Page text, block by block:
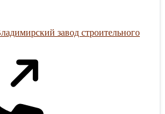
завод строительного